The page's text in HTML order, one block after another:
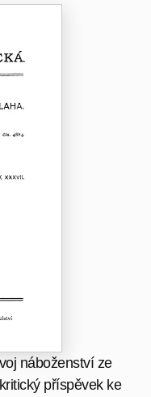
náboženství ze
příspěvek ke